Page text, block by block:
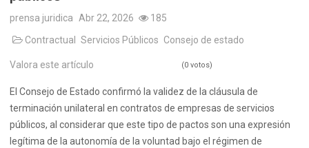
prensa juridica Abr 22, 2026
185
Contractual
Servicios Públicos Consejo de estado
Valora este artículo (0 votos)
El Consejo de Estado confirmó la validez de la cláusula de
terminación unilateral en contratos de empresas de servicios
públicos, al considerar que este tipo de pactos son una expresión
legítima de la autonomía de la voluntad bajo el régimen de